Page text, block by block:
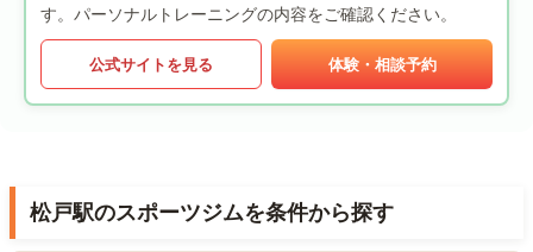
す。パーソナルトレーニングの内容をご確認ください。
公式サイトを見る 体験・相談予約
松戸駅のスポーツジムを条件から探す